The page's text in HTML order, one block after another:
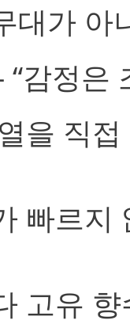
대가 아
“감정은
을 직
빠르지
고유